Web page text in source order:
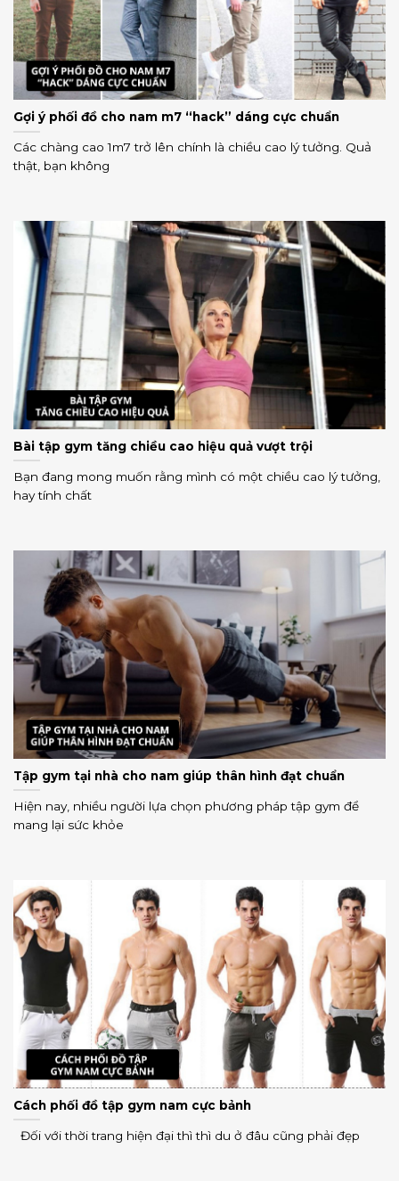
Gợi ý phối đồ cho nam m7 “hack” dáng cực chuẩn
Các chàng cao 1m7 trở lên chính là chiều cao lý tưởng. Quả
thật, bạn không
Bài tập gym tăng chiều cao hiệu quả vượt trội
Bạn đang mong muốn rằng mình có một chiều cao lý tưởng,
hay tính chất
Tập gym tại nhà cho nam giúp thân hình đạt chuẩn
Hiện nay, nhiều người lựa chọn phương pháp tập gym để
mang lại sức khỏe
Cách phối đồ tập gym nam cực bảnh
Đối với thời trang hiện đại thì thì du ở đâu cũng phải đẹp